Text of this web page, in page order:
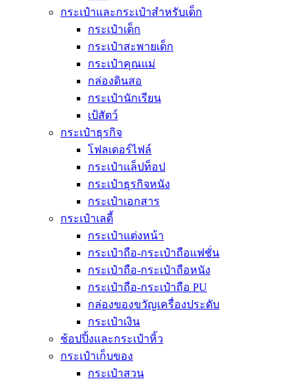
กระเป๋าและกระเป๋าสำหรับเด็ก
กระเป๋าเด็ก
กระเป๋าสะพายเด็ก
กระเป๋าคุณแม่
กล่องดินสอ
กระเป๋านักเรียน
เป้สัตว์
กระเป๋าธุรกิจ
โฟลเดอร์ไฟล์
กระเป๋าแล็ปท็อป
กระเป๋าธุรกิจหนัง
กระเป๋าเอกสาร
กระเป๋าเลดี้
กระเป๋าแต่งหน้า
กระเป๋าถือ-กระเป๋าถือแฟชั่น
กระเป๋าถือ-กระเป๋าถือหนัง
กระเป๋าถือ-กระเป๋าถือ PU
กล่องของขวัญเครื่องประดับ
กระเป๋าเงิน
ช้อปปิ้งและกระเป๋าหิ้ว
กระเป๋าเก็บของ
กระเป๋าสวน